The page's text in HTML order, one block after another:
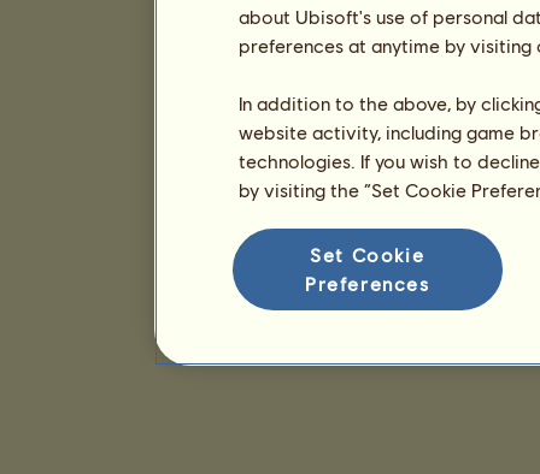
about Ubisoft's use of personal
preferences at anytime by
In addition to the above, by
website activity, including game
technologies. If you wish to
by visiting the “Set Cookie
Set Cookie
Preferences